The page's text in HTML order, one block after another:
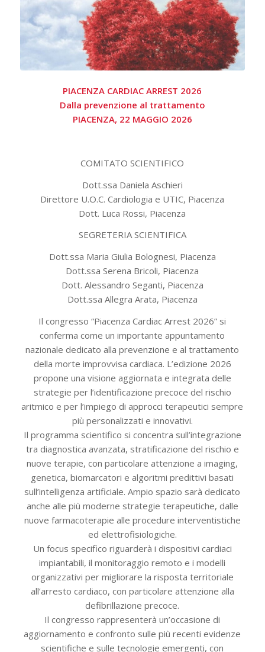
PIACENZA CARDIAC ARREST 2026
Dalla prevenzione al trattamento
PIACENZA, 22 MAGGIO 2026
COMITATO SCIENTIFICO
Dott.ssa Daniela Aschieri
Direttore U.O.C. Cardiologia e UTIC, Piacenza
Dott. Luca Rossi, Piacenza
SEGRETERIA SCIENTIFICA
Dott.ssa Maria Giulia Bolognesi, Piacenza
Dott.ssa Serena Bricoli, Piacenza
Dott. Alessandro Seganti, Piacenza
Dott.ssa Allegra Arata, Piacenza
Il congresso “Piacenza Cardiac Arrest 2026” si
conferma come un importante appuntamento
nazionale dedicato alla prevenzione e al trattamento
della morte improvvisa cardiaca. L’edizione 2026
propone una visione aggiornata e integrata delle
strategie per l’identificazione precoce del rischio
aritmico e per l’impiego di approcci terapeutici sempre
più personalizzati e innovativi.
Il programma scientifico si concentra sull’integrazione
tra diagnostica avanzata, stratificazione del rischio e
nuove terapie, con particolare attenzione a imaging,
genetica, biomarcatori e algoritmi predittivi basati
sull’intelligenza artificiale. Ampio spazio sarà dedicato
anche alle più moderne strategie terapeutiche, dalle
nuove farmacoterapie alle procedure interventistiche
ed elettrofisiologiche.
Un focus specifico riguarderà i dispositivi cardiaci
impiantabili, il monitoraggio remoto e i modelli
organizzativi per migliorare la risposta territoriale
all’arresto cardiaco, con particolare attenzione alla
defibrillazione precoce.
Il congresso rappresenterà un’occasione di
aggiornamento e confronto sulle più recenti evidenze
scientifiche e sulle tecnologie emergenti, con